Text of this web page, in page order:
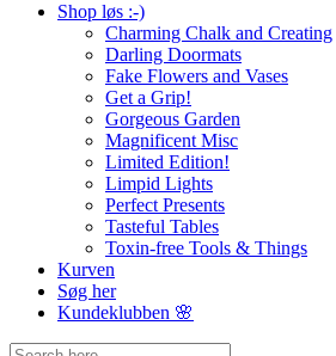
Shop løs :-)
Charming Chalk and Creating
Darling Doormats
Fake Flowers and Vases
Get a Grip!
Gorgeous Garden
Magnificent Misc
Limited Edition!
Limpid Lights
Perfect Presents
Tasteful Tables
Toxin-free Tools & Things
Kurven
Søg her
Kundeklubben 🌸